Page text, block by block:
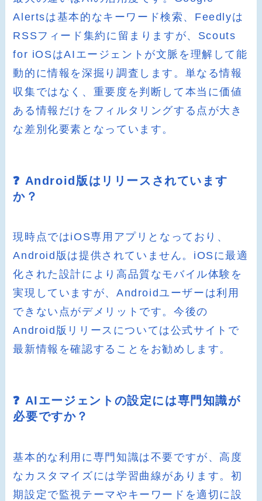
Alertsは基本的なキーワード検索、Feedlyは
RSSフィード集約に留まりますが、Scouts
for iOSはAIエージェントが文脈を理解して能
動的に情報を深掘り調査します。単なる情報
収集ではなく、重要度を判断して本当に価値
ある情報だけをフィルタリングする点が大き
な差別化要素となっています。
❓ Android版はリリースされています
か？
現時点ではiOS専用アプリとなっており、
Android版は提供されていません。iOSに最適
化された設計により高品質なモバイル体験を
実現していますが、Androidユーザーは利用
できない点がデメリットです。今後の
Android版リリースについては公式サイトで
最新情報を確認することをお勧めします。
❓ AIエージェントの設定には専門知識が
必要ですか？
基本的な利用に専門知識は不要ですが、高度
なカスタマイズには学習曲線があります。初
期設定で監視テーマやキーワードを適切に設